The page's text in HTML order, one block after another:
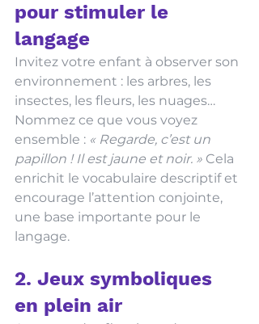
pour stimuler le
langage
Invitez votre enfant à observer son
environnement : les arbres, les
insectes, les fleurs, les nuages…
Nommez ce que vous voyez
ensemble : « Regarde, c’est un
papillon ! Il est jaune et noir. » Cela
enrichit le vocabulaire descriptif et
encourage l’attention conjointe,
une base importante pour le
langage.
2. Jeux symboliques
en plein air